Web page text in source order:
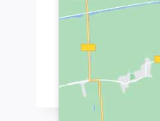
Keine